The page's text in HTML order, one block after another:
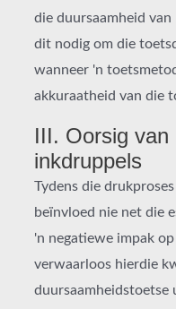
die duursaamheid
dit nodig om die
wanneer 'n
akkuraatheid van die
III. Oorsig van
inkdruppels
Tydens die
beïnvloed nie net die
'n negatiewe impak
verwaarloos hierdie
duursaamheidstoetse